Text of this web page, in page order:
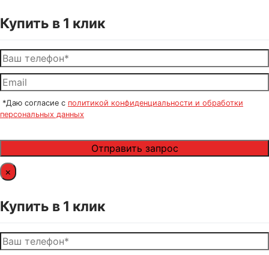
Купить в 1 клик
*Даю согласие с политикой конфиденциальности и обработки
персональных данных
×
Купить в 1 клик